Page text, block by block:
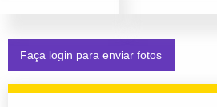
Faça login para enviar fotos